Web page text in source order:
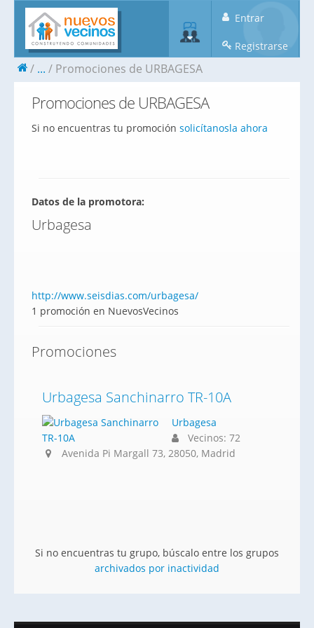
Entrar
Registrarse
... Promociones de URBAGESA
Promociones de URBAGESA
Si no encuentras tu promoción solicítanosla ahora
Datos de la promotora:
Urbagesa
http://www.seisdias.com/urbagesa/
1 promoción en NuevosVecinos
Promociones
Urbagesa Sanchinarro TR-10A
Urbagesa
Vecinos: 72
Avenida Pi Margall 73, 28050, Madrid
Si no encuentras tu grupo, búscalo entre los grupos
archivados por inactividad